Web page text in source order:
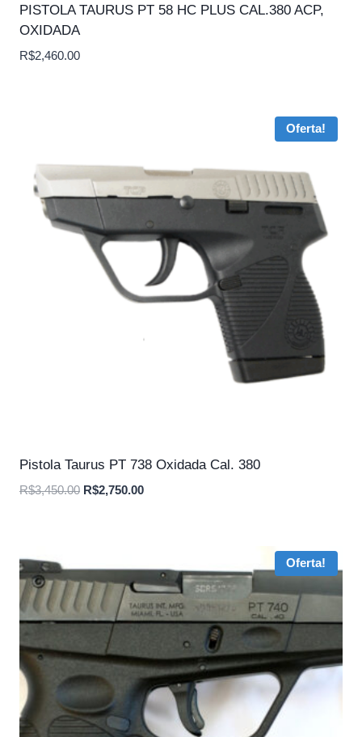
PISTOLA TAURUS PT 58 HC PLUS CAL.380 ACP,
OXIDADA
R$2,460.00
Oferta!
Pistola Taurus PT 738 Oxidada Cal. 380
R$3,450.00 O
R$2,750.00O
Oferta!